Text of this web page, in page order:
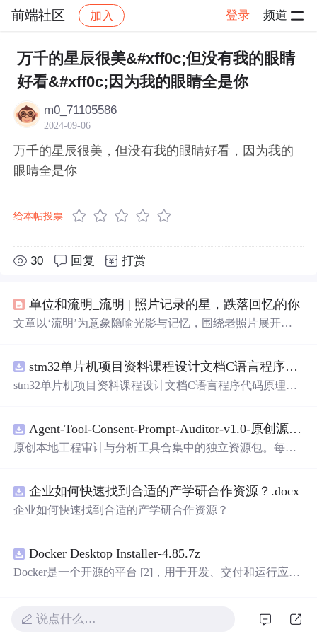
前端社区 加入 登录 频道
社区 前端社区 感慨 帖子详情
万千的星辰很美&#xff0c;但没有我的眼睛
好看&#xff0c;因为我的眼睛全是你
m0_71105586
2024-09-06
万千的星辰很美，但没有我的眼睛好看，因为我的
眼睛全是你
给本帖投票
30 回复 打赏
单位和流明_流明 | 照片记录的星，跌落回忆的你
文章以‘流明’为意象隐喻光影与记忆，围绕老照片展开对
手段对保存家庭记忆（如全家福）的重要价值，并探讨时
间对容颜、关系与成长的塑造作用。信息技术层面聚焦图
stm32单片机项目资料课程设计文档C语言程序代码原理图电路PCB实例五种PWM反馈控制模式研究
stm32单片机项目资料课程设计文档C语言程序代码原理图
Agent-Tool-Consent-Prompt-Auditor-v1.0-原创源码与文档.zip
原创本地工程审计与分析工具合集中的独立资源包。每个
README、运行说明、功能清单、MIT License及原创与授
权声明。解压后进入project目录，执行npm test验证算法，
目源码、Logo、官方截图、论文、生产日志或其他受限素
材。适合前端开发、AI应用工程、测试审计和课程实践。
企业如何快速找到合适的产学研合作资源？.docx
企业如何快速找到合适的产学研合作资源？
Docker Desktop Installer-4.85.7z
Docker是一个开源的平台 [2]，用于开发、交付和运行应用
器可以在任何支持Docker的环境中运行
说点什么…